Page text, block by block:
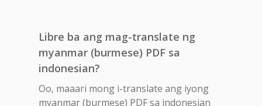
Libre ba ang mag-translate ng
myanmar (burmese) PDF sa
indonesian?
Oo, maaari mong i-translate ang iyong
myanmar (burmese) PDF sa indonesian